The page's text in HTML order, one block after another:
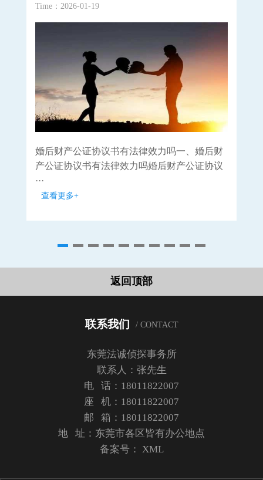
Time：2026-01-19
婚后财产公证协议书有法律效力吗一、婚后财
产公证协议书有法律效力吗婚后财产公证协议
···
查看更多+
返回顶部
联系我们 / CONTACT
东莞法诚侦探事务所
联系人：张先生
电 话：18011822007
座 机：18011822007
邮 箱：18011822007
地 址：东莞市各区皆有办公地点
备案号： XML